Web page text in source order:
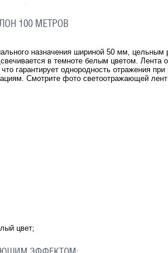
100 МЕТРОВ
назначения шириной 50 мм, цельным
в темноте белым цветом. Лента
гарантирует однородность отражения
Смотрите фото светоотражающей
цвет;